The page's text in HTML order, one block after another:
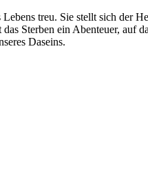
treu. Sie stellt sich der
Sterben ein Abenteuer, auf
Daseins.